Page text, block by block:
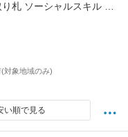
札 ソーシャルスキル 子
ル マナー かるた 5色 五
ゲーム 室内 遊び おも
学校 指導 TOSS 送料無
対象地域のみ)
い順で見る